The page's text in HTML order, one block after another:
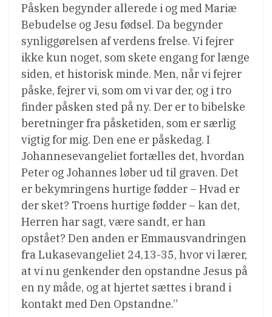
Påsken begynder allerede i og med Mariæ
Bebudelse og Jesu fødsel. Da begynder
synliggørelsen af verdens frelse. Vi fejrer
ikke kun noget, som skete engang for længe
siden, et historisk minde. Men, når vi fejrer
påske, fejrer vi, som om vi var der, og i tro
finder påsken sted på ny. Der er to bibelske
beretninger fra påsketiden, som er særlig
vigtig for mig. Den ene er påskedag. I
Johannesevangeliet fortælles det, hvordan
Peter og Johannes løber ud til graven. Det
er bekymringens hurtige fødder – Hvad er
der sket? Troens hurtige fødder – kan det,
Herren har sagt, være sandt, er han
opstået? Den anden er Emmausvandringen
fra Lukasevangeliet 24,13-35, hvor vi lærer,
at vi nu genkender den opstandne Jesus på
en ny måde, og at hjertet sættes i brand i
kontakt med Den Opstandne.”